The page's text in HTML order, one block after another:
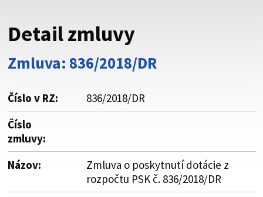
Buďte pozorní a vždy sa uistite, že zdieľate informácie iba
cez zabezpečenú webovú stránku. Zabezpečená stránka
vždy začína https:// pred názvom domény webového sídla.
Detail zmluvy
Zmluva: 836/2018/DR
Číslo v RZ:
836/2018/DR
Číslo
zmluvy:
Názov:
Zmluva o poskytnutí dotácie z
rozpočtu PSK č. 836/2018/DR